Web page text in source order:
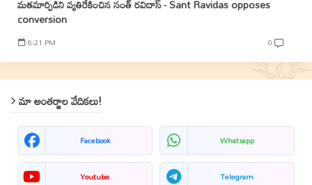
మతమార్పిడిని వ్యతిరేకించిన సంత్‌ రవిదాస్‌ - Sant Ravidas opposes
conversion
6:21 PM 0
మా అంతర్జాల వేదికలు!
Facebook Whatsapp
Youtube Telegram